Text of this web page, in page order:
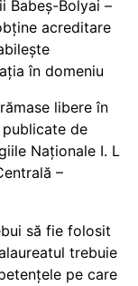
Babeș-Bolyai –
acreditare
în domeniu
libere în
de
Naționale I. L
–
să fie folosit
trebuie
pe care